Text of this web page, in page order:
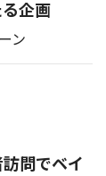
企画
ン
問でベイ